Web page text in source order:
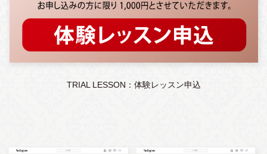
TRIAL LESSON：体験レッスン申込